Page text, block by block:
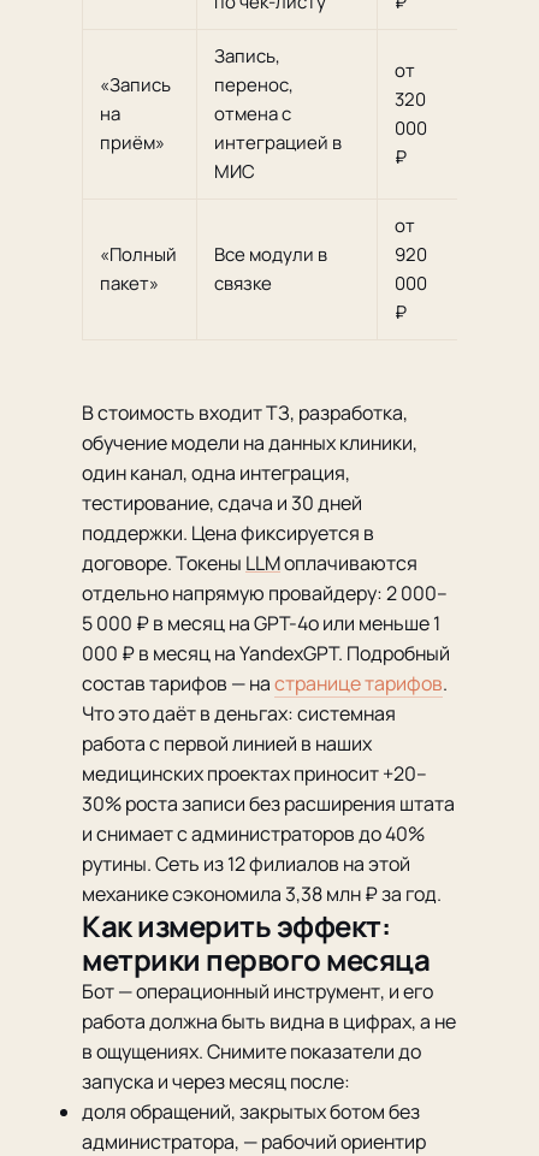
«Запись
на
приём»
Запись,
перенос,
отмена с
интеграцией в
МИС
от
320
000
₽
«Полный
пакет»
Все модули в
связке
от
920
000
₽
В стоимость входит ТЗ, разработка,
обучение модели на данных клиники,
один канал, одна интеграция,
тестирование, сдача и 30 дней
поддержки. Цена фиксируется в
договоре. Токены LLMоплачиваются
отдельно напрямую провайдеру: 2 000–
5 000 ₽ в месяц на GPT-4o или меньше 1
000 ₽ в месяц на YandexGPT. Подробный
состав тарифов — настранице тарифов.
Что это даёт в деньгах: системная
работа с первой линией в наших
медицинских проектах приносит +20–
30% роста записи без расширения штата
и снимает с администраторов до 40%
рутины. Сеть из 12 филиалов на этой
механике сэкономила 3,38 млн ₽ за год.
Как измерить эффект:
метрики первого месяца
Бот — операционный инструмент, и его
работа должна быть видна в цифрах, а не
в ощущениях. Снимите показатели до
запуска и через месяц после:
доля обращений, закрытых ботом без
администратора, — рабочий ориентир